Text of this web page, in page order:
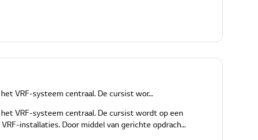
VRF-systeem centraal. De cursist wor...
VRF-systeem centraal. De cursist wordt op een
installaties. Door middel van gerichte opdrach...